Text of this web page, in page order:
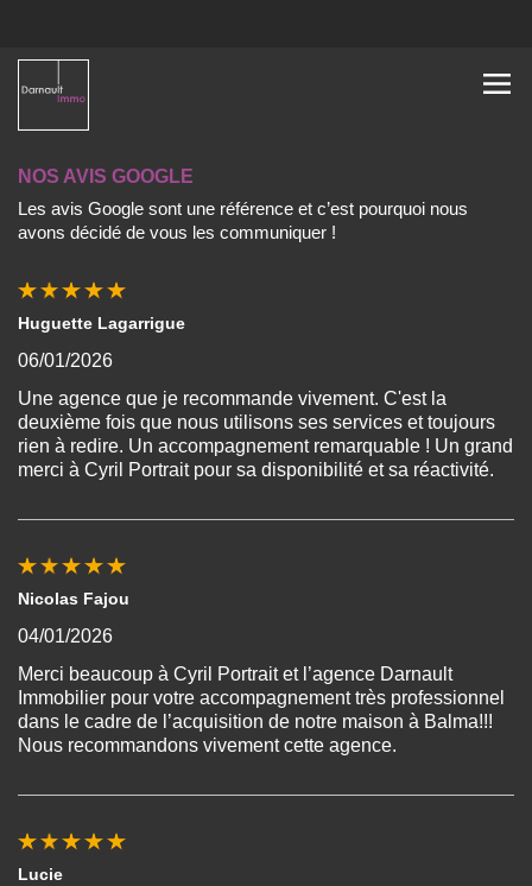
NOS AVIS GOOGLE
Les avis Google sont une référence et c’est pourquoi nous
avons décidé de vous les communiquer !
Huguette Lagarrigue
06/01/2026
Une agence que je recommande vivement. C'est la
deuxième fois que nous utilisons ses services et toujours
rien à redire. Un accompagnement remarquable ! Un grand
merci à Cyril Portrait pour sa disponibilité et sa réactivité.
Nicolas Fajou
04/01/2026
Merci beaucoup à Cyril Portrait et l’agence Darnault
Immobilier pour votre accompagnement très professionnel
dans le cadre de l’acquisition de notre maison à Balma!!!
Nous recommandons vivement cette agence.
Lucie